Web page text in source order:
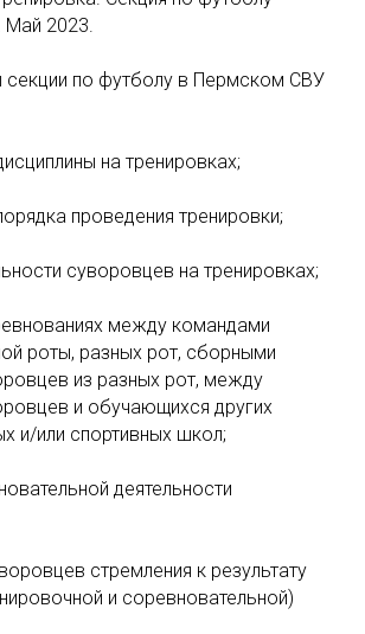
Май 2023.
секции по футболу в Пермском СВУ
на тренировках;
проведения тренировки;
суворовцев на тренировках;
между командами
роты, разных рот, сборными
из разных рот, между
и обучающихся других
и/или спортивных школ;
деятельности
стремления к результату
и соревновательной)